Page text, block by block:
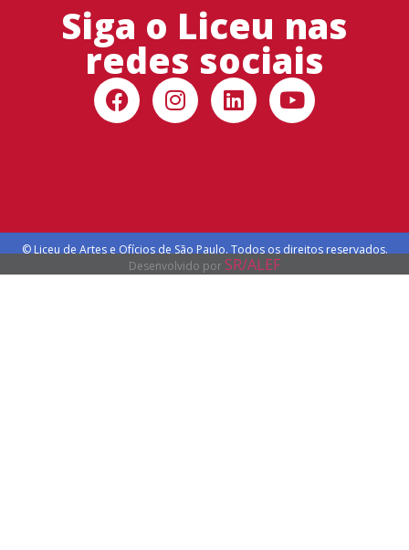
Siga o Liceu nas
redes sociais
© Liceu de Artes e Ofícios de São Paulo. Todos os direitos reservados.
Desenvolvido por SR/ALEF